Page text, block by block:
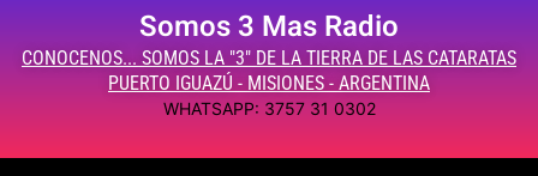
Somos 3 Mas Radio
CONOCENOS... SOMOS LA "3" DE LA TIERRA DE LAS CATARATAS
PUERTO IGUAZÚ - MISIONES - ARGENTINA
WHATSAPP: 3757 31 0302